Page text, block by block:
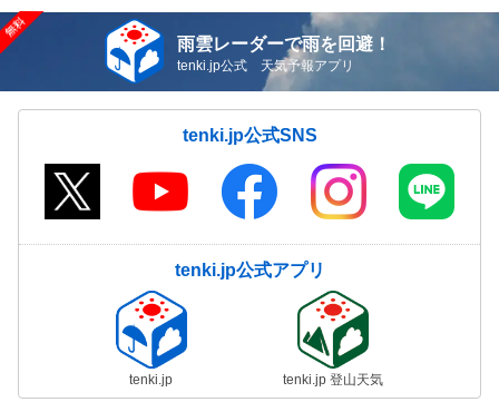
雨雲レーダーで雨を回避！
tenki.jp公式 天気予報アプリ
tenki.jp公式SNS
tenki.jp公式アプリ
tenki.jp tenki.jp 登山天気